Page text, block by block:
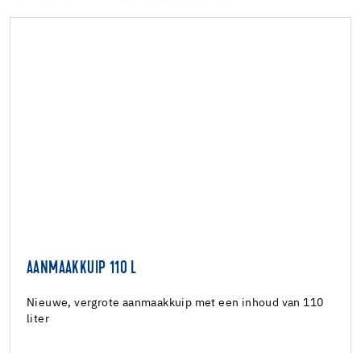
AANMAAKKUIP 110 L
Nieuwe, vergrote aanmaakkuip met een inhoud van 110
liter